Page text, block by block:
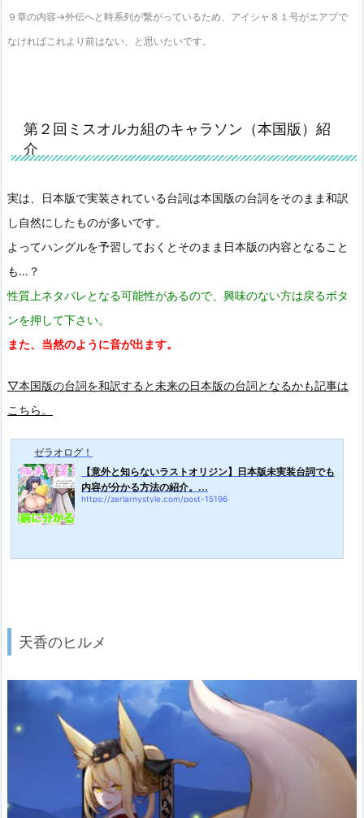
９章の内容→外伝へと時系列が繋がっているため、アイシャ８１号がエアプで
なければこれより前はない、と思いたいです。
第２回ミスオルカ組のキャラソン（本国版）紹
介
実は、日本版で実装されている台詞は本国版の台詞をそのまま和訳
し自然にしたものが多いです。
よってハングルを予習しておくとそのまま日本版の内容となること
も…？
性質上ネタバレとなる可能性があるので、興味のない方は戻るボタ
ンを押して下さい。
また、当然のように音が出ます。
▽本国版の台詞を和訳すると未来の日本版の台詞となるかも記事は
こちら。
ゼラオログ！
【意外と知らないラストオリジン】日本版未実装台詞でも
内容が分かる方法の紹介。...
https://zerlarnystyle.com/post-15196
天香のヒルメ